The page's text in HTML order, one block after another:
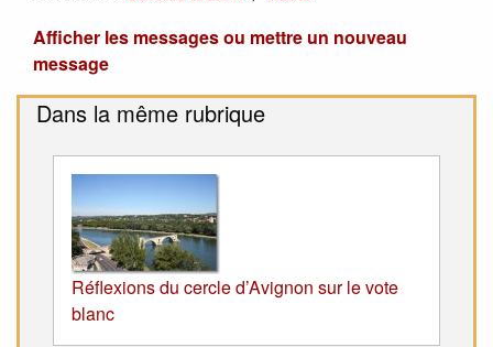
Afficher les messages ou mettre un nouveau
message
Dans la même rubrique
Réflexions du cercle d’Avignon sur le vote
blanc